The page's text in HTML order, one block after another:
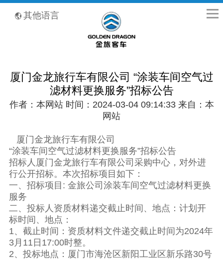
其他语言
厦门金龙旅行车有限公司 “涂装车间空气过
滤材料更换服务”招标公告
作者：本网站 时间：2024-03-04 09:14:33 来自：本
网站
厦门金龙旅行车有限公司
“涂装车间空气过滤材料更换服务”招标公告
招标人厦门金龙旅行车有限公司采购中心，对外进
行公开招标。本次招标项目如下：
一、招标项目: 金旅公司涂装车间空气过滤材料更换
服务
二、投标人资质材料递交截止时间、地点：计划开
标时间、地点：
1、截止时间：资质材料文件递交截止时间为2024年
3月11日17:00时整。
2、投标地点：厦门市海沧区新阳工业区新乐路30号